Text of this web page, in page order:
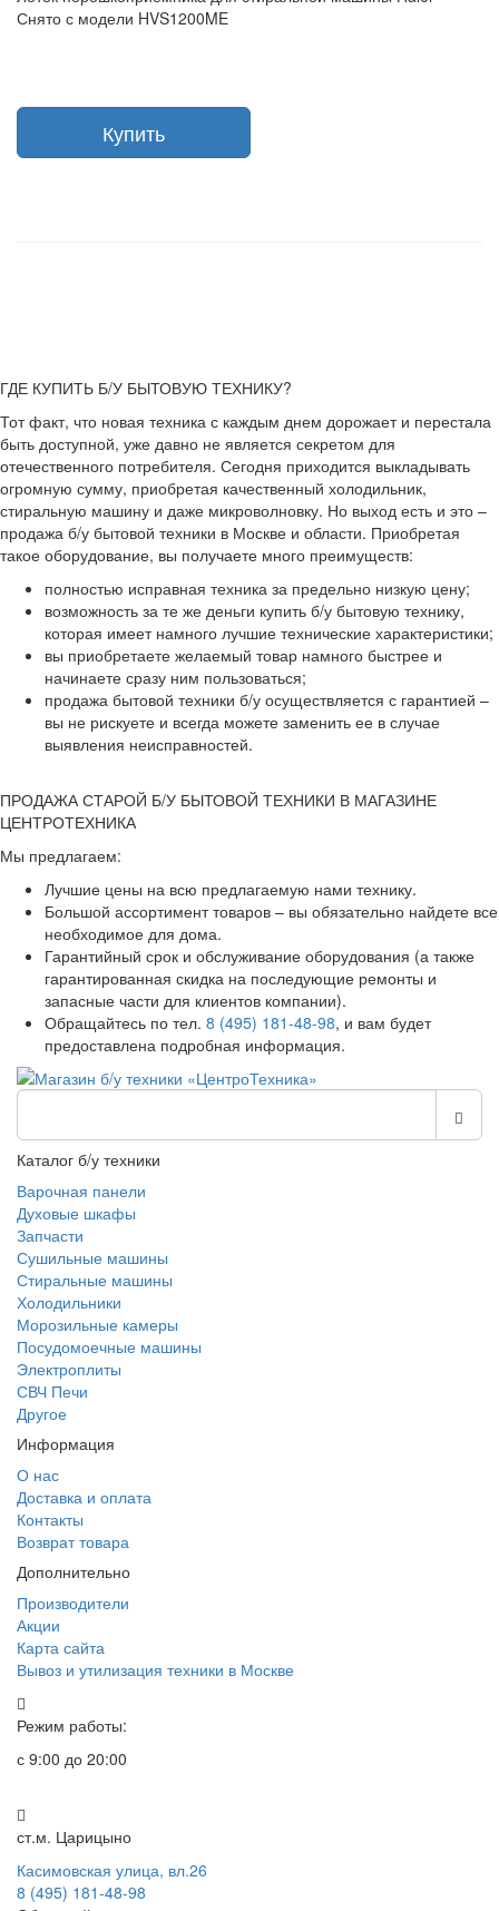
Снято с модели HVS1200ME
ГДЕ КУПИТЬ Б/У БЫТОВУЮ ТЕХНИКУ?
Тот факт, что новая техника с каждым днем дорожает и перестала
быть доступной, уже давно не является секретом для
отечественного потребителя. Сегодня приходится выкладывать
огромную сумму, приобретая качественный холодильник,
стиральную машину и даже микроволновку. Но выход есть и это –
продажа б/у бытовой техники в Москве и области. Приобретая
такое оборудование, вы получаете много преимуществ:
полностью исправная техника за предельно низкую цену;
возможность за те же деньги купить б/у бытовую технику,
которая имеет намного лучшие технические характеристики;
вы приобретаете желаемый товар намного быстрее и
начинаете сразу ним пользоваться;
продажа бытовой техники б/у осуществляется с гарантией –
вы не рискуете и всегда можете заменить ее в случае
выявления неисправностей.
ПРОДАЖА СТАРОЙ Б/У БЫТОВОЙ ТЕХНИКИ В МАГАЗИНЕ
ЦЕНТРОТЕХНИКА
Мы предлагаем:
Лучшие цены на всю предлагаемую нами технику.
Большой ассортимент товаров – вы обязательно найдете все
необходимое для дома.
Гарантийный срок и обслуживание оборудования (а также
гарантированная скидка на последующие ремонты и
запасные части для клиентов компании).
Обращайтесь по тел. 8 (495) 181-48-98, и вам будет
предоставлена подробная информация.
Каталог б/у техники
Варочная панели
Духовые шкафы
Запчасти
Сушильные машины
Стиральные машины
Холодильники
Морозильные камеры
Посудомоечные машины
Электроплиты
СВЧ Печи
Другое
Информация
О нас
Доставка и оплата
Контакты
Возврат товара
Дополнительно
Производители
Акции
Карта сайта
Вывоз и утилизация техники в Москве
Режим работы:
с 9:00 до 20:00
ст.м. Царицыно
Касимовская улица, вл.26
8 (495) 181-48-98